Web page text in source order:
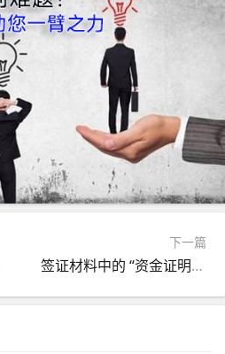
下一篇
签证材料中的 “资金证明” 具体包含哪些文件？